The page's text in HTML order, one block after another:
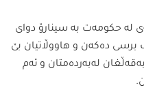
لە حکومەت بە سینارۆ دوای
برسی دەکەن و هاووڵاتیان بێ
لەبەردەمتان و ئەم